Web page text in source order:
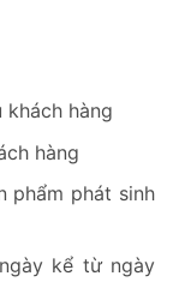
khách hàng
hàng
phẩm phát sinh
kể từ ngày